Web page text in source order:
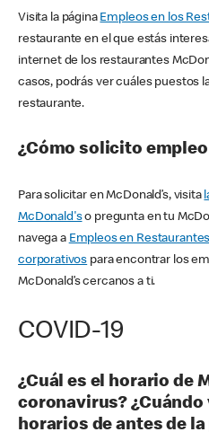
Visita la página Empleos en los
restaurante en el que estás
internet de los restaurantes
casos, podrás ver cuáles puestos
restaurante.
¿Cómo solicito empleo
Para solicitar en McDonald’s, visita
McDonald'so pregunta en tu
navega a Empleos en
corporativos para encontrar los
McDonald’s cercanos a ti.
COVID-19
¿Cuál es el horario de
coronavirus? ¿Cuándo
horarios de antes de